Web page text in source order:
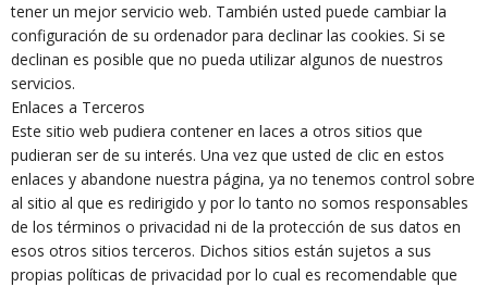
tener un mejor servicio web. También usted puede cambiar la
configuración de su ordenador para declinar las cookies. Si se
declinan es posible que no pueda utilizar algunos de nuestros
servicios.
Enlaces a Terceros
Este sitio web pudiera contener en laces a otros sitios que
pudieran ser de su interés. Una vez que usted de clic en estos
enlaces y abandone nuestra página, ya no tenemos control sobre
al sitio al que es redirigido y por lo tanto no somos responsables
de los términos o privacidad ni de la protección de sus datos en
esos otros sitios terceros. Dichos sitios están sujetos a sus
propias políticas de privacidad por lo cual es recomendable que